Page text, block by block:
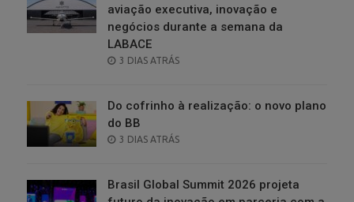
aviação executiva, inovação e
negócios durante a semana da
LABACE
POSTED
3 DIAS ATRÁS
Do cofrinho à realização: o novo plano
do BB
POSTED
3 DIAS ATRÁS
Brasil Global Summit 2026 projeta